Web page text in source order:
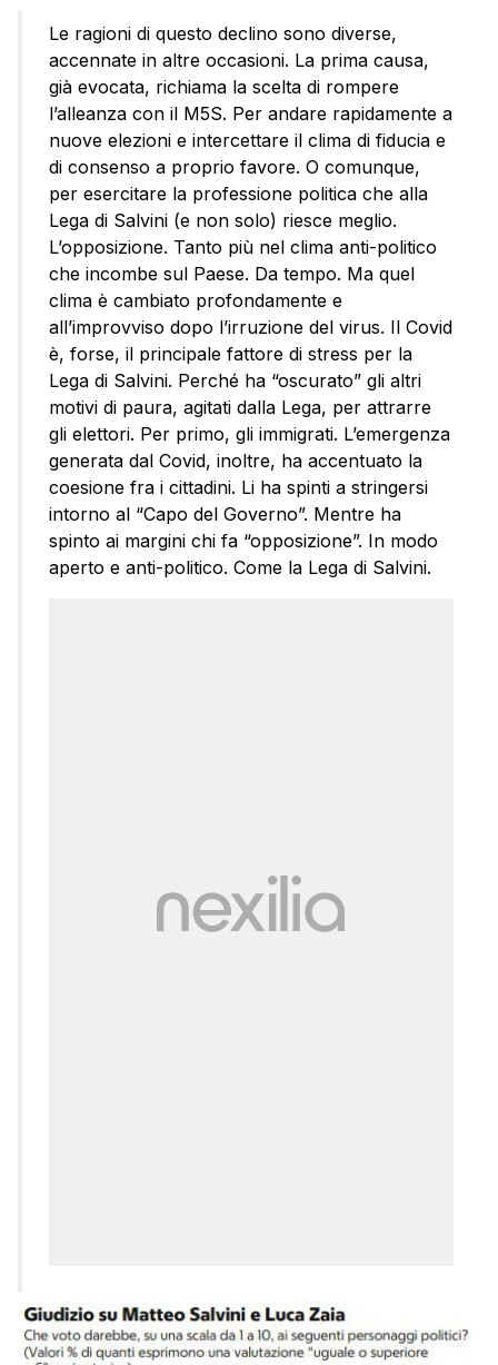
Le ragioni di questo declino sono diverse,
accennate in altre occasioni. La prima causa,
già evocata, richiama la scelta di rompere
l’alleanza con il M5S. Per andare rapidamente a
nuove elezioni e intercettare il clima di fiducia e
di consenso a proprio favore. O comunque,
per esercitare la professione politica che alla
Lega di Salvini (e non solo) riesce meglio.
L’opposizione. Tanto più nel clima anti-politico
che incombe sul Paese. Da tempo. Ma quel
clima è cambiato profondamente e
all’improvviso dopo l’irruzione del virus. Il Covid
è, forse, il principale fattore di stress per la
Lega di Salvini. Perché ha “oscurato” gli altri
motivi di paura, agitati dalla Lega, per attrarre
gli elettori. Per primo, gli immigrati. L’emergenza
generata dal Covid, inoltre, ha accentuato la
coesione fra i cittadini. Li ha spinti a stringersi
intorno al “Capo del Governo”. Mentre ha
spinto ai margini chi fa “opposizione”. In modo
aperto e anti-politico. Come la Lega di Salvini.